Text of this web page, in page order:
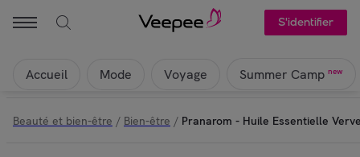
S'identifier
Accueil Mode Voyage Summer Camp new
Beauté et bien-être / Bien-être / Pranarom - Huile Essentielle